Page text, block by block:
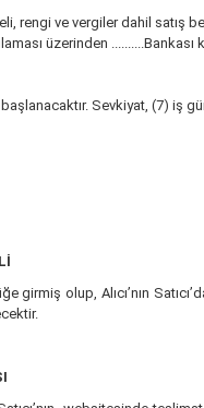
rengi ve vergiler dahil satış
üzerinden ..........Bankası
Sevkiyat, (7) iş
girmiş olup, Alıcı’nın